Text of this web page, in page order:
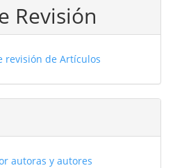
Revisión
revisión de Artículos
autoras y autores